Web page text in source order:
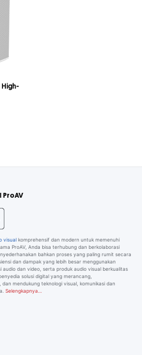
High-
ProAV
visual komprehensif dan modern untuk memenuhi
ProAV, Anda bisa terhubung dan berkolaborasi
bahkan proses yang paling rumit secara
dan dampak yang lebih besar menggunakan
audio dan video, serta produk audio visual berkualitas
solusi digital yang merancang,
mendukung teknologi visual, komunikasi dan
Selengkapnya…